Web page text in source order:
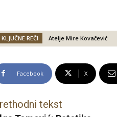
KLJUČNE REČI Atelje Mire Kovačević
Facebook X
tekst